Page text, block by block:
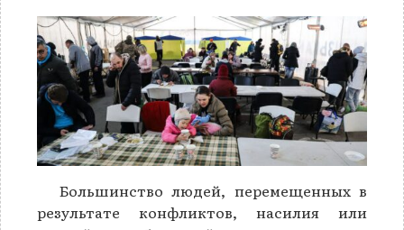
Большинство людей, перемещенных в
результате конфликтов, насилия или